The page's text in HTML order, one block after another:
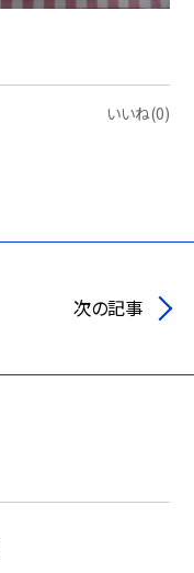
いいね(0)
次の記事